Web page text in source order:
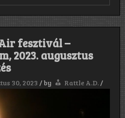
Road
(2023)
fesztivál –
2023. augusztus
30, 2023 /by Rattle A.D. /